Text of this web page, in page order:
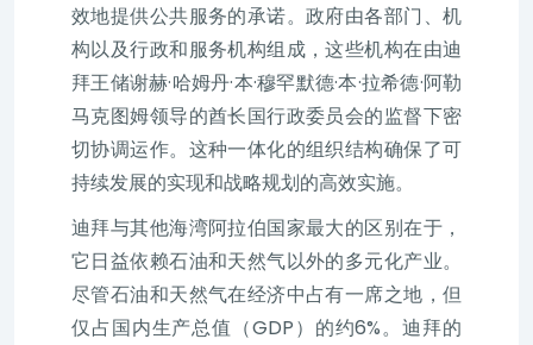
效地提供公共服务的承诺。政府由各部门、机
构以及行政和服务机构组成，这些机构在由迪
拜王储谢赫·哈姆丹·本·穆罕默德·本·拉希德·阿勒
马克图姆领导的酋长国行政委员会的监督下密
切协调运作。这种一体化的组织结构确保了可
持续发展的实现和战略规划的高效实施。
迪拜与其他海湾阿拉伯国家最大的区别在于，
它日益依赖石油和天然气以外的多元化产业。
尽管石油和天然气在经济中占有一席之地，但
仅占国内生产总值（GDP）的约6%。迪拜的